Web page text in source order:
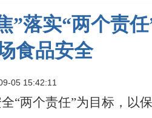
”落实“两个责
食品安全
05 15:42:11
“两个责任”为目标，以